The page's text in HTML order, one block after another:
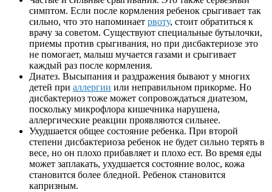
симптом. Если после кормления ребенок срыгивает так
сильно, что это напоминает рвоту, стоит обратиться к
врачу за советом. Существуют специальные бутылочки,
приемы против срыгивания, но при дисбактериозе это
не помогает, малыш мучается газами и срыгивает
каждый раз после кормления.
Диатез. Высыпания и раздражения бывают у многих
детей при аллергии или неправильном прикорме. Но
дисбактериоз тоже может сопровождаться диатезом,
поскольку микрофлора кишечника нарушена,
аллергические реакции проявляются сильнее.
Ухудшается общее состояние ребенка. При второй
степени дисбактериоза ребенок не будет сильно терять в
весе, но он плохо прибавляет и плохо ест. Во время еды
может заплакать, ухудшается состояние волос, кожа
становится более бледной. Ребенок становится
капризным.